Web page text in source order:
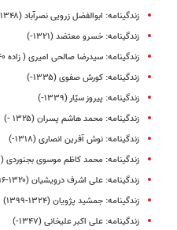
زندگینامه: ابوالفضل زرویی نصرآباد (۱۳۴۸-۱۳۹۷)
زندگینامه: خسرو معتضد (۱۳۲۱-)
زندگینامه: سیدرضا صالحی امیری ( زاده ۱۳۴۰)
زندگینامه: کورش صفوی (۱۳۳۵-)
زندگینامه‌: پیروز سیّار (۱۳۳۹-)
زندگینامه: محمد هاشم پسران (۱۳۲۵ -)
زندگینامه: نوش آفرین انصاری (۱۳۱۸-)
زندگینامه: محمد کاظم موسوی بجنوردی (۱۳۲۱-)
زندگینامه: علی‌ اشرف درویشیان (۱۳۲۰-۱۳۹۶)
زندگینامه: جمشید پژویان (۱۳۲۴-۱۳۹۹)
زندگینامه: علی اکبر علیخانی (۱۳۴۷-)